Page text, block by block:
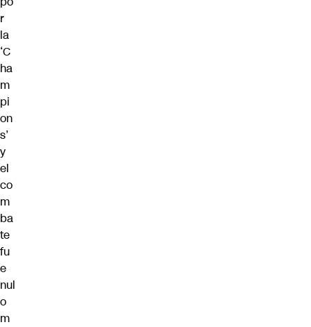
r
la
‘C
ha
m
pi
on
s’
y
el
co
m
ba
te
fu
e
nul
o
m